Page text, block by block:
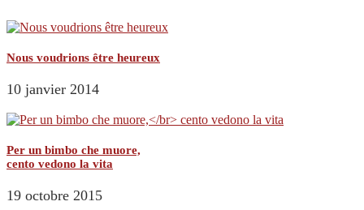
Nous voudrions être heureux
10 janvier 2014
Per un bimbo che muore,
cento vedono la vita
19 octobre 2015